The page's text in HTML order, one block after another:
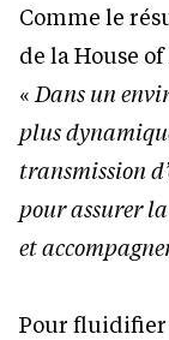
Comme le
de la House
«Dans un
plus
transmission
pour assurer
et
Pour fluidifier